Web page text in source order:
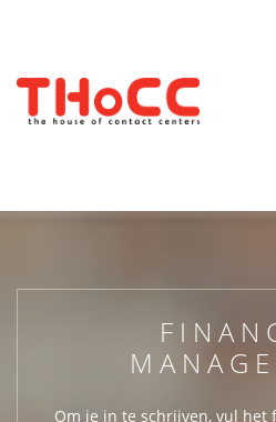
Om je in te schrijven, vul